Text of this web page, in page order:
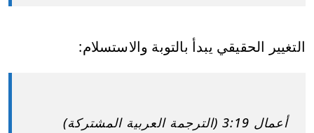
التغيير الحقيقي يبدأ بالتوبة والاستسلام:
أعمال 3:19 (الترجمة العربية المشتركة)